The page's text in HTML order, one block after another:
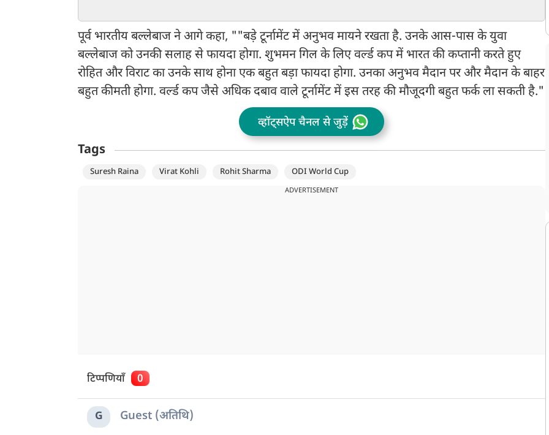
चैंपियन
भविष्य पर दिया बड़ा बयान
पूर्व भारतीय बल्लेबाज ने आगे कहा, ""बड़े टूर्नामेंट में अनुभव मायने रखता है. उनके आस-पास के युवा
बल्लेबाज को उनकी सलाह से फायदा होगा. शुभमन गिल के लिए वर्ल्ड कप में भारत की कप्तानी करते हुए
रोहित और विराट का उनके साथ होना एक बहुत बड़ा फायदा होगा. उनका अनुभव मैदान पर और मैदान के बाहर
बहुत कीमती होगा. वर्ल्ड कप जैसे अधिक दबाव वाले टूर्नामेंट में इस तरह की मौजूदगी बहुत फर्क ला सकती है."
व्हॉट्सऐप चैनल से जुड़ें
Tags
Suresh Raina Virat Kohli Rohit Sharma ODI World Cup
ADVERTISEMENT
टिप्पणियाँ 0
G Guest (अतिथि)